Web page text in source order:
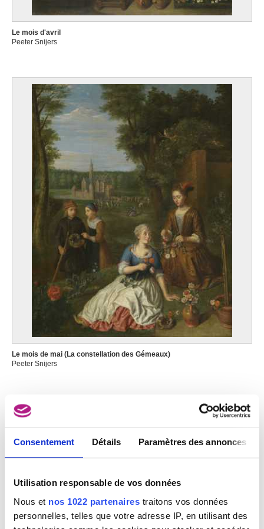
Consentement Détails Paramètres des annonces
Utilisation responsable de vos données
Nous et nos 1022 partenaires traitons vos données
personnelles, telles que votre adresse IP, en utilisant des
Victoria (Canada) 1877 - Ixelles / Bruxelles 1931
Sandrasegar Sangeeta
Brisbane (Australie) 1977
Sano di Pietro
Sienne (Italie) 1406 - 1481
Sant'Angelo Giovanni
Caltanissetta (Sicile, Italie) 1951
Santa Maria Andrés de
Bogotá (Colombie) 1860 - Bruxelles 1945
Sarteel Léon
Gand 1882 - 1942
Sassoferrato Giovanni
Sassoferrato / Gubbio (Italie) 1609 - Rome (Italie) 1685
Sauer Walter
Forest / Bruxelles 1889 - Alger (Algérie) 1927
Saura Antonio
Huesca, Aragon (Espagne) 1930 - Cuenca (Castilla-La Mancha, Espagne)
Stabroek 1875 - Argentières, Seine-et-Marne (France) 1952
Sauter Georg
Sauvage Piat Joseph
Tournai 1744 - 1818
Courtrai vers 1564 - Haarlem (Pays-Bas) ? après 1626
Courtrai (Belgique) ca. 1576 - Utrecht (Pays-Bas) 1639
Saverys Albert
Le mois d'avril
Peeter Snijers
Le mois de mai (La constellation des Gémeaux)
Peeter Snijers